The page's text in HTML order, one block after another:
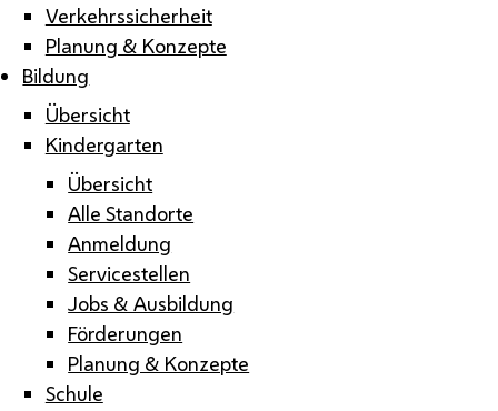
Verkehrssicherheit
Planung & Konzepte
Bildung
Übersicht
Kindergarten
Übersicht
Alle Standorte
Anmeldung
Servicestellen
Jobs & Ausbildung
Förderungen
Planung & Konzepte
Schule